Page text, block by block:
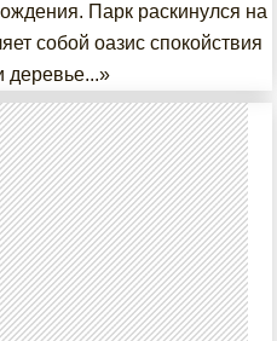
Парк раскинулся на
собой оазис спокойствия
деревье...»